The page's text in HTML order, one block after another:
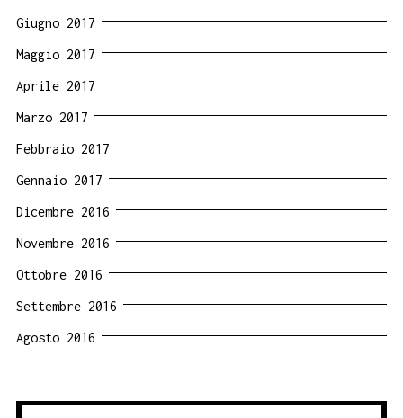
Giugno 2017
Maggio 2017
Aprile 2017
Marzo 2017
Febbraio 2017
Gennaio 2017
Dicembre 2016
Novembre 2016
Ottobre 2016
Settembre 2016
Agosto 2016